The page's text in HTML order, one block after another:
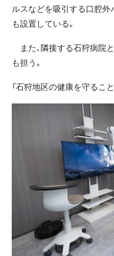
ルスなどを吸引する口腔外
も設置している。
また、隣接する石狩病院
も担う。
「石狩地区の健康を守るこ